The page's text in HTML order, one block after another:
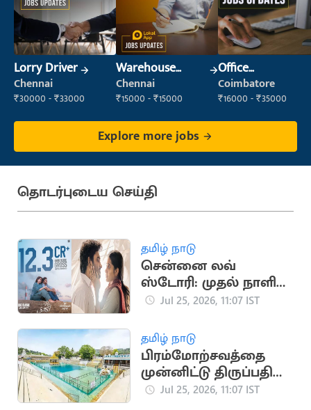
Lorry Driver
Chennai
₹30000 - ₹33000
Warehouse
Supervisor
(Warehouse &
Chennai
₹15000 - ₹15000
Office
Administrator
Coimbatore
₹16000 - ₹35000
Explore more jobs
தொடர்புடைய செய்தி
தமிழ் நாடு
சென்னை லவ்
ஸ்டோரி: முதல் நாளில்
ரூ.12.3 கோடி வசூல்!
Jul 25, 2026, 11:07 IST
தமிழ் நாடு
பிரம்மோற்சவத்தை
முன்னிட்டு திருப்பதி
ஏழுமலையான்
Jul 25, 2026, 11:07 IST